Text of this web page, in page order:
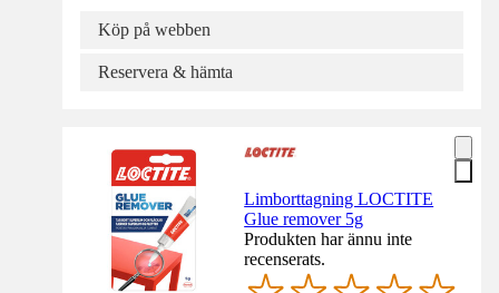
Köp på webben
Reservera & hämta
Limborttagning LOCTITE
Glue remover 5g
Produkten har ännu inte
recenserats.